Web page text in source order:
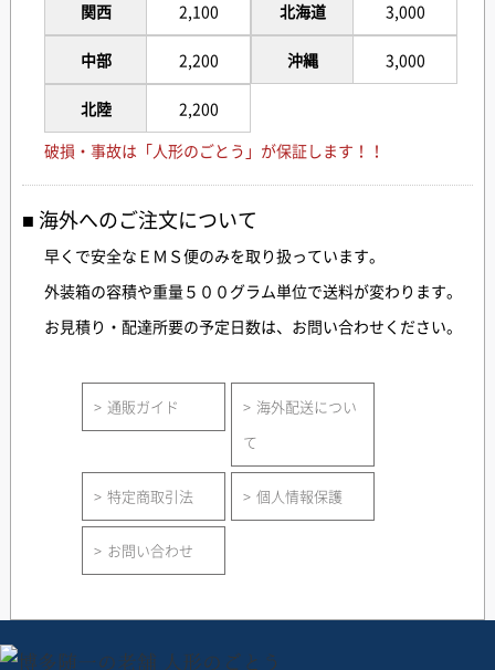
関西
中部
北陸
2,100
2,200
2,200
北海道
沖縄
3,000
3,000
破損・事故は「人形のごとう」が保証します！！
海外へのご注文について
早くで安全なＥＭＳ便のみを取り扱っています。
外装箱の容積や重量５００グラム単位で送料が変わります。
お見積り・配達所要の予定日数は、お問い合わせください。
通販ガイド
海外配送につい
て
特定商取引法 個人情報保護
お問い合わせ